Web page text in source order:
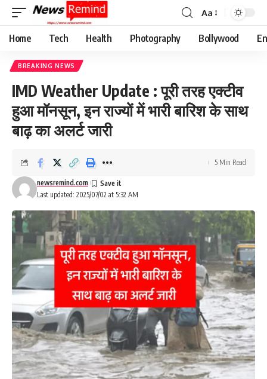
Font
Resizer
Aa
Home Tech Health Photography Bollywood
BREAKING NEWS
IMD Weather Update : पूरी तरह एक्टीव
हुआ मॉनसून, इन राज्यों में भारी बारिश के साथ
बाढ़ का अलर्ट जारी
Last updated: 2025/07/02 at 5:32 AM
newsremind.com
5 Min Read